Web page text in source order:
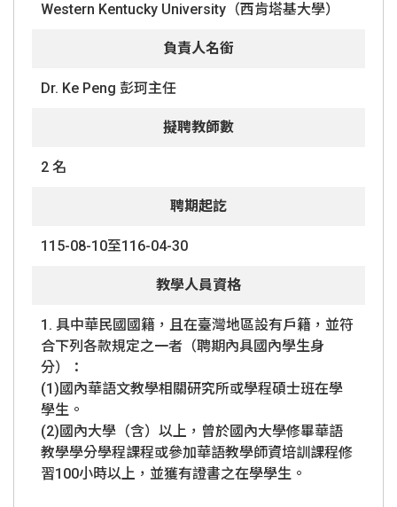
Western Kentucky University（西肯塔基大學）
負責人名銜
Dr. Ke Peng 彭珂主任
擬聘教師數
2 名
聘期起訖
115-08-10至116-04-30
教學人員資格
1. 具中華民國國籍，且在臺灣地區設有戶籍，並符
合下列各款規定之一者（聘期內具國內學生身
分）：
(1)國內華語文教學相關研究所或學程碩士班在學
學生。
(2)國內大學（含）以上，曾於國內大學修畢華語
教學學分學程課程或參加華語教學師資培訓課程修
習100小時以上，並獲有證書之在學學生。